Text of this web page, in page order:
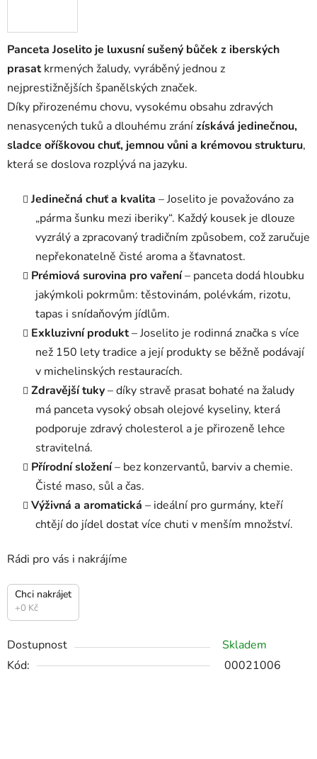
Panceta Joselito je luxusní sušený bůček z iberských
prasatkrmených žaludy, vyráběný jednou z
nejprestižnějších španělských značek.
Díky přirozenému chovu, vysokému obsahu zdravých
nenasycených tuků a dlouhému zránízískává jedinečnou,
sladce oříškovou chuť, jemnou vůni a krémovou strukturu,
která se doslova rozplývá na jazyku.
Jedinečná chuť a kvalita – Joselito je považováno za
„párma šunku mezi iberiky“. Každý kousek je dlouze
vyzrálý a zpracovaný tradičním způsobem, což zaručuje
nepřekonatelně čisté aroma a šťavnatost.
Prémiová surovina pro vaření– panceta dodá hloubku
jakýmkoli pokrmům: těstovinám, polévkám, rizotu,
tapas i snídaňovým jídlům.
Exkluzivní produkt– Joselito je rodinná značka s více
než 150 lety tradice a její produkty se běžně podávají
v michelinských restauracích.
Zdravější tuky– díky stravě prasat bohaté na žaludy
má panceta vysoký obsah olejové kyseliny, která
podporuje zdravý cholesterol a je přirozeně lehce
stravitelná.
Přírodní složení– bez konzervantů, barviv a chemie.
Čisté maso, sůl a čas.
Výživná a aromatická – ideální pro gurmány, kteří
chtějí do jídel dostat více chuti v menším množství.
Rádi pro vás i nakrájíme
Chci nakrájet
+0 Kč
Dostupnost
Skladem
Kód:
00021006